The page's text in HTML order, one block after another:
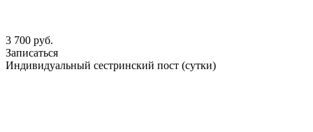
3 700 руб.
Записаться
Индивидуальный сестринский пост (сутки)